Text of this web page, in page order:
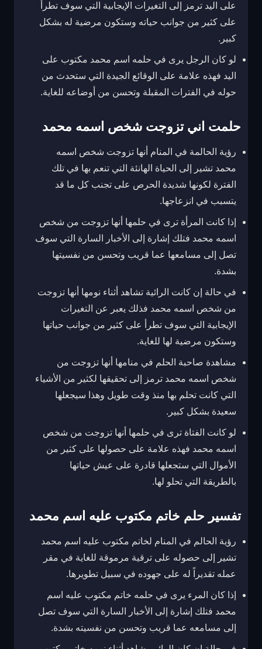
على اليد ترمز إلى التغيرات الإيجابية التي سوف تطرأ
على كثير من جوانب حياته وستكون مرضية له بشكل
كبير.
لو كان الرجل يرى في حلمه اسم محمد مكتوب على
اليد فهذه علامة على الوقائع الجيدة التي ستحدث من
حوله في الفترات المقبلة وتحسن من أوضاعه للغاية.
حلمت اني تزوجت شخص اسمه محمد
رؤية الحالمة في المنام أنها تزوجت شخص اسمه
محمد تشير إلى الحياة الهانئة التي تنعم بها في تلك
الفترة لكونها شديدة الحرص على تجنب كل ما قد
يتسبب في انزعاجها.
إذا كانت المرأة ترى في حلمها أنها تزوجت من شخص
اسمه محمد فتلك إشارة إلى الأخبار السارة التي سوف
تصل إلى مسامعها عما قريب وتحسن من نفسيتها
بشدة.
في حالة إن كانت الرائية تشاهد أثناء نومها أنها تزوجت
من شخص اسمه محمد فذلك يعبر عن التغيرات
الإيجابية التي سوف تطرأ على كثير من جوانب حياتها
وستكون مرضية لها للغاية.
مشاهدة صاحبة الحلم في منامها أنها تزوجت من
شخص اسمه محمد ترمز إلى تحقيقها لكثير من الأشياء
التي كانت تحلم بها منذ وقت طويل وهذا سيجعلها
سعيدة بشكل كبير.
لو كانت الفتاة ترى في حلمها أنها تزوجت من شخص
اسمه محمد فهذه علامة على حصولها على كثير من
الأموال التي ستجعلها قادرة على عيش حياتها
بالطريقة التي تحلو لها.
تفسير حلم خاتم مكتوب عليه اسم محمد
رؤية الحالم في المنام لخاتم مكتوب عليه اسم محمد
تشير إلى حصوله على ترقية مرموقة للغاية في مقر
عمله تقديراً له على جهوده في سبيل تطويرها.
إذا كان المرء يرى في حلمه خاتم مكتوب عليه اسم
محمد فتلك إشارة إلى الأخبار السارة التي سوف تصل
إلى مسامعه عما قريب وتحسن من نفسيته بشدة.